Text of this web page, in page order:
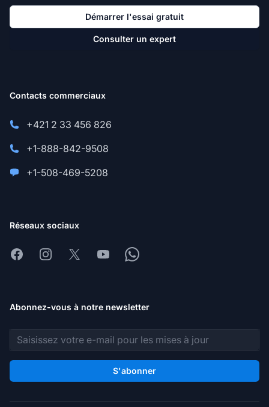
Démarrer l'essai gratuit
Consulter un expert
Contacts commerciaux
+421 2 33 456 826
+1-888-842-9508
+1-508-469-5208
Réseaux sociaux
FacebookInstagram
X YoutubeWhatsapp
Abonnez-vous à notre newsletter
Adresse e-mail
S'abonner